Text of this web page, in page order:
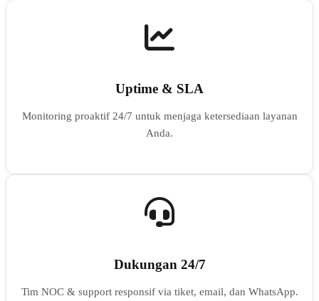
Uptime & SLA
Monitoring proaktif 24/7 untuk menjaga ketersediaan layanan
Anda.
Dukungan 24/7
Tim NOC & support responsif via tiket, email, dan WhatsApp.